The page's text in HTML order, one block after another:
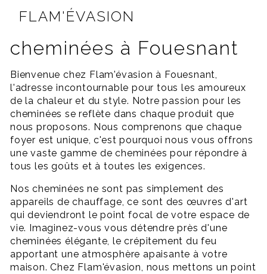
FLAM'ÉVASION
cheminées à Fouesnant
Bienvenue chez Flam'évasion à Fouesnant,
l'adresse incontournable pour tous les amoureux
de la chaleur et du style. Notre passion pour les
cheminées se reflète dans chaque produit que
nous proposons. Nous comprenons que chaque
foyer est unique, c'est pourquoi nous vous offrons
une vaste gamme de cheminées pour répondre à
tous les goûts et à toutes les exigences.
Nos cheminées ne sont pas simplement des
appareils de chauffage, ce sont des œuvres d'art
qui deviendront le point focal de votre espace de
vie. Imaginez-vous vous détendre près d'une
cheminées élégante, le crépitement du feu
apportant une atmosphère apaisante à votre
maison. Chez Flam'évasion, nous mettons un point